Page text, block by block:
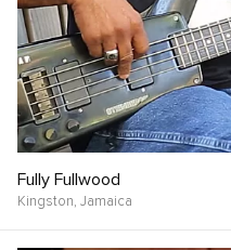
Fully Fullwood
Kingston, Jamaica